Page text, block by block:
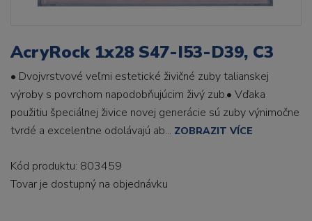
AcryRock 1x28 S47-I53-D39, C3
• Dvojvrstvové veľmi estetické živičné zuby talianskej
výroby s povrchom napodobňujúcim živý zub.• Vďaka
použitiu špeciálnej živice novej generácie sú zuby výnimočne
tvrdé a excelentne odolávajú ab... ZOBRAZIT VÍCE
Kód produktu: 803459
Tovar je dostupný na objednávku